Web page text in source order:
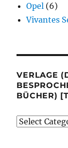
Opel (6)
Vivantes
VERLAGE
BÜCHER)
Verlage